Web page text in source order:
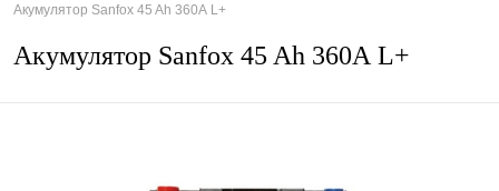
Акумулятор Sanfox 45 Ah 360А L+
Акумулятор Sanfox 45 Ah 360А L+